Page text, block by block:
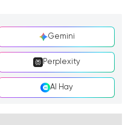
Gemini
Perplexity
AI Hay